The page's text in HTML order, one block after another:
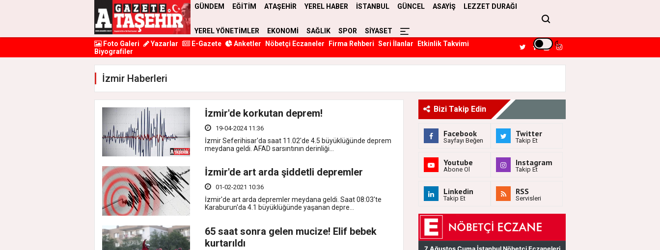
GÜNDEM EĞİTİM ATAŞEHİR YEREL HABER İSTANBUL GÜNCEL ASAYİŞ LEZZET DURAĞI
YEREL YÖNETİMLER EKONOMİ SAĞLIK SPOR
SİYASET
Foto Galeri
Yazarlar E-Gazete Anketler Nöbetçi Eczaneler Firma Rehberi Seri İlanlar
Etkinlik Takvimi
Biyografiler
İzmir Haberleri
İzmir'de korkutan deprem!
19-04-2024 11:36
İzmir Seferihisar'da saat 11.02'de 4.5 büyüklüğünde deprem
meydana geldi. AFAD sarsıntının derinliği...
İzmir'de art arda şiddetli depremler
01-02-2021 10:36
İzmir'de art arda depremler meydana geldi. Saat 08:03'te
Karaburun'da 4.1 büyüklüğünde yaşanan depre...
65 saat sonra gelen mucize! Elif bebek
kurtarıldı
Bizi Takip Edin
Facebook
Sayfayı Beğen
Twitter
Takip Et
Youtube
Abone Ol
Instagram
Takip Et
Linkedin
Takip Et
RSS
Servisleri